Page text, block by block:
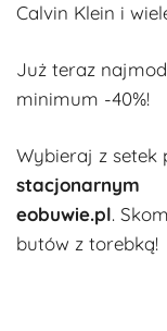
Calvin Klein i
Już teraz
minimum -40%!
Wybieraj z setek
stacjonarnym
eobuwie.pl.
butów z torebką!